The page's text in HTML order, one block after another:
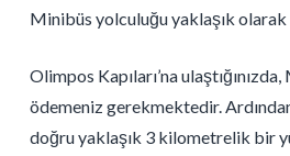
Minibüs yolculuğu yaklaşık
Olimpos Kapıları’na
ödemeniz gerekmektedir.
doğru yaklaşık 3 kilometrelik bir